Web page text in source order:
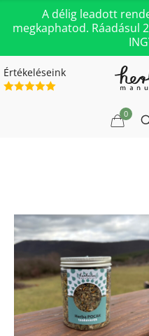
A délig leadott
megkaphatod. Ráadásul
Értékeléseink
0